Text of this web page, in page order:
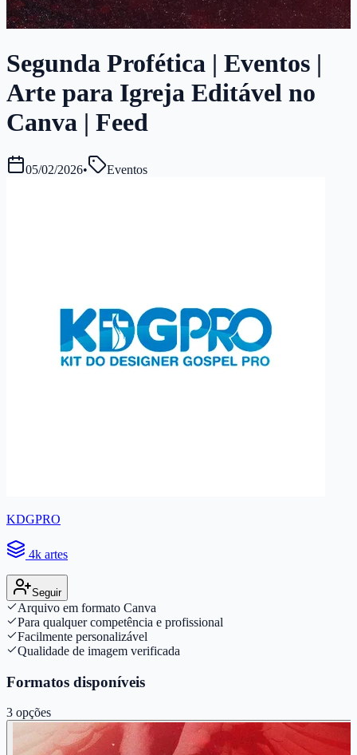
Segunda Profética | Eventos |
Arte para Igreja Editável no
Canva | Feed
05/02/2026• Eventos
KDGPRO
4k artes
Seguir
Arquivo em formato Canva
Para qualquer competência e profissional
Facilmente personalizável
Qualidade de imagem verificada
Formatos disponíveis
3 opções